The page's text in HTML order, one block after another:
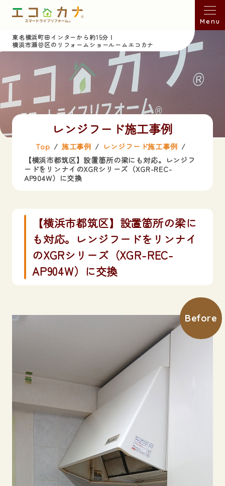
東名横浜町田インターから約15分！
横浜市瀬谷区のリフォームショールームエコカナ
Menu
レンジフード施工事例
Top 施工事例
レンジフード施工事例
【横浜市都筑区】設置箇所の梁にも対応。レンジフ
ードをリンナイのXGRシリーズ（XGR-REC-
AP904W）に交換
【横浜市都筑区】設置箇所の梁に
も対応。レンジフードをリンナイ
のXGRシリーズ（XGR-REC-
AP904W）に交換